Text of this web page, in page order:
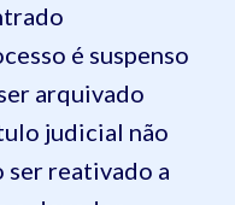
é suspenso
arquivado
judicial não
ser reativado a